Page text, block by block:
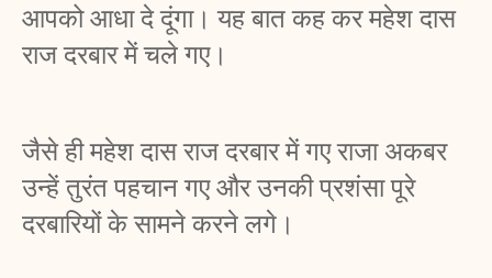
आपको आधा दे दूंगा। यह बात कह कर महेश दास
राज दरबार में चले गए।
जैसे ही महेश दास राज दरबार में गए राजा अकबर
उन्हें तुरंत पहचान गए और उनकी प्रशंसा पूरे
दरबारियों के सामने करने लगे।